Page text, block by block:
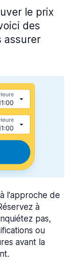
le prix
des
assurer
l'approche de
à
pas,
ou
avant la